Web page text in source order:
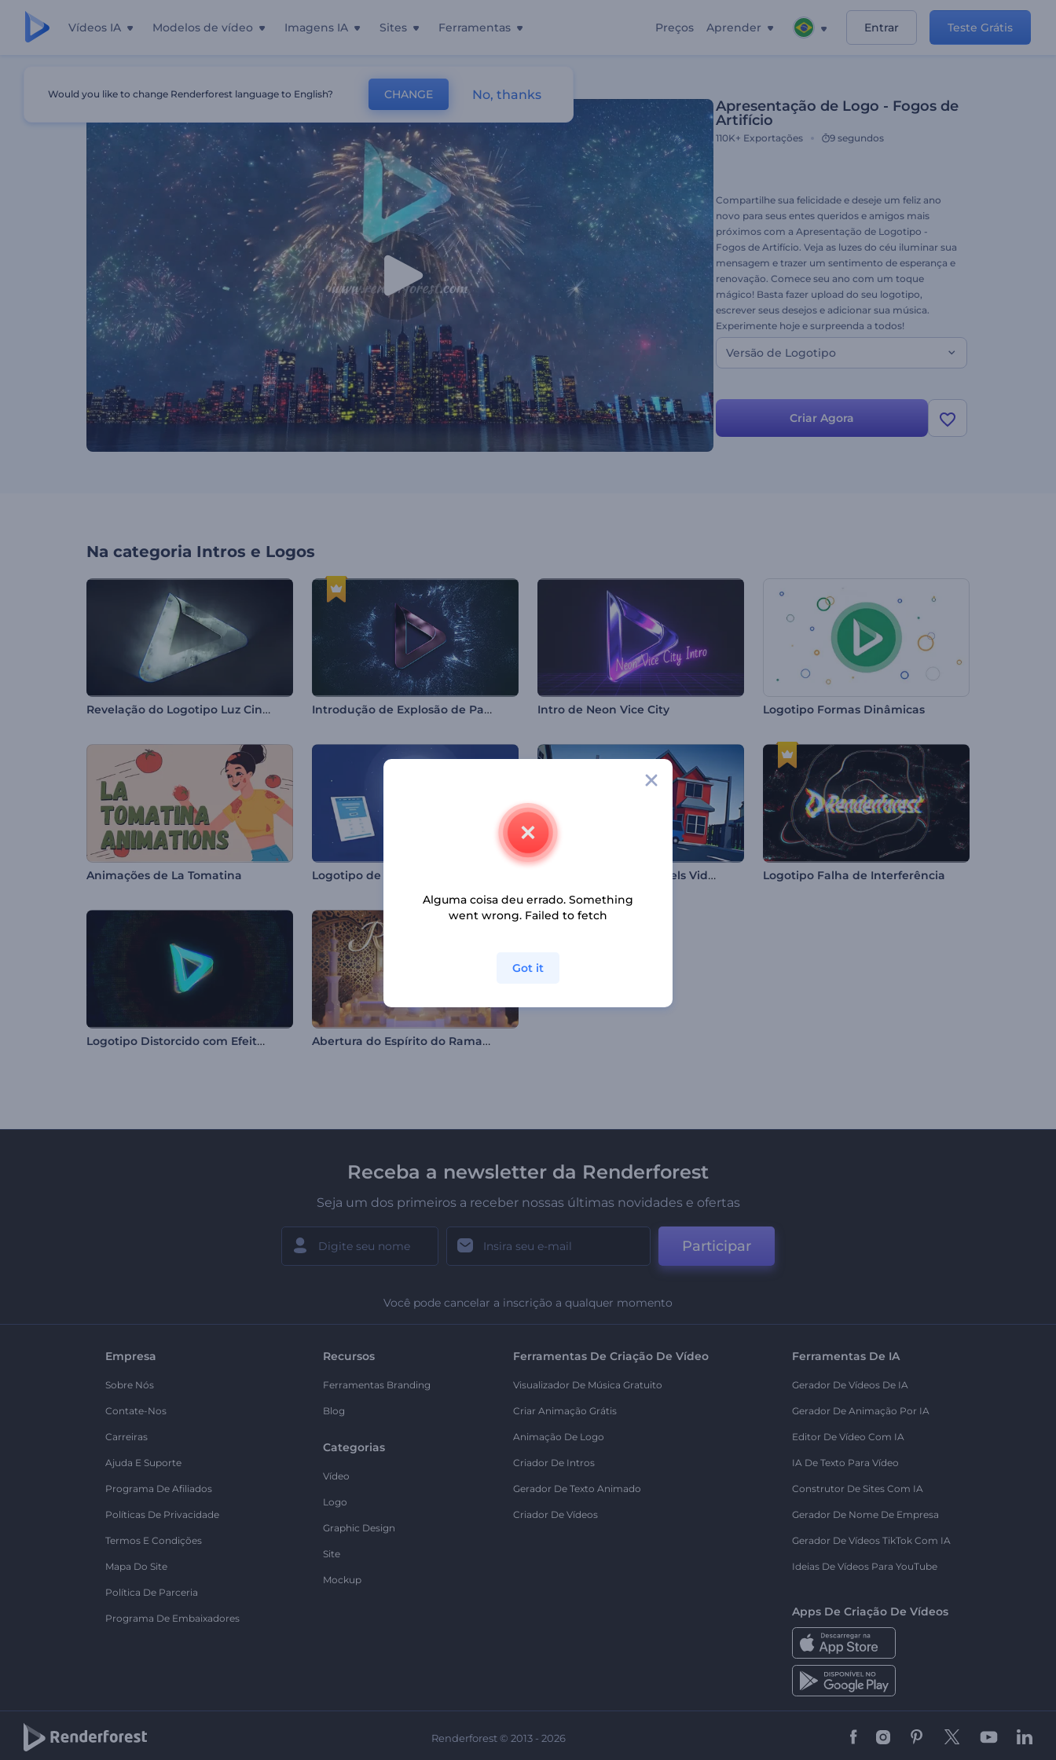
Vídeos IA Modelos de vídeo Imagens IA Sites Ferramentas Preços Aprender Entrar Teste Grátis
Apresentação De Logo - Fogos De Artifício
Apresentação de Logo - Fogos de
Artifício
110K+ Exportações 9 segundos
Compartilhe sua felicidade e deseje um feliz ano
novo para seus entes queridos e amigos mais
próximos com a Apresentação de Logotipo -
Fogos de Artifício. Veja as luzes do céu iluminar sua
mensagem e trazer um sentimento de esperança e
renovação. Comece seu ano com um toque
mágico! Basta fazer upload do seu logotipo,
escrever seus desejos e adicionar sua música.
Experimente hoje e surpreenda a todos!
Versão de Logotipo
Criar Agora
Na categoria Intros e Logos
Revelação do Logotipo Luz Cinematográfica Introdução de Explosão de Partículas Radiantes Intro de Neon Vice City Logotipo Formas Dinâmicas
Animações de La Tomatina Logotipo de Network Global Logotipo Revelador Pixels Video-game Logotipo Falha de Interferência
Logotipo Distorcido com Efeito Glitch Abertura do Espírito do Ramadã
Receba a newsletter da Renderforest
Seja um dos primeiros a receber nossas últimas novidades e ofertas
Participar
Você pode cancelar a inscrição a qualquer momento
Empresa
Sobre Nós
Contate-Nos
Carreiras
Ajuda E Suporte
Programa De Afiliados
Políticas De Privacidade
Termos E Condições
Mapa Do Site
Política De Parceria
Programa De Embaixadores
Recursos
Ferramentas Branding
Blog
Categorias
Vídeo
Logo
Graphic Design
Site
Mockup
Ferramentas De Criação De Vídeo
Visualizador De Música Gratuito
Criar Animação Grátis
Animação De Logo
Criador De Intros
Gerador De Texto Animado
Criador De Vídeos
Ferramentas De IA
Gerador De Vídeos De IA
Gerador De Animação Por IA
Editor De Vídeo Com IA
IA De Texto Para Vídeo
Construtor De Sites Com IA
Gerador De Nome De Empresa
Gerador De Vídeos TikTok Com IA
Ideias De Vídeos Para YouTube
Apps De Criação De Vídeos
Renderforest © 2013 - 2026
Would you like to change Renderforest language to English? CHANGE No, thanks
Alguma coisa deu errado. Something
went wrong. Failed to fetch
Got it